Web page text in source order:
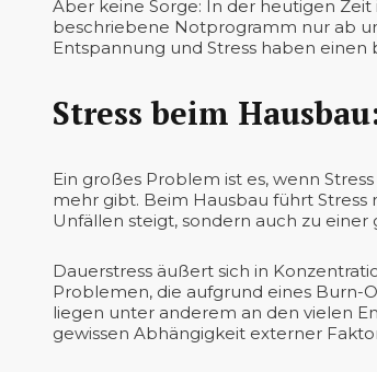
Aber keine Sorge: In der heutigen
beschriebene Notprogramm nur ab
Entspannung und Stress haben
Stress beim
Ein großes Problem ist es, wenn
mehr gibt. Beim Hausbau führt Stress
Unfällen steigt, sondern auch zu
Dauerstress äußert sich in
Problemen, die aufgrund eines Burn-
liegen unter anderem an den vielen
gewissen Abhängigkeit externer